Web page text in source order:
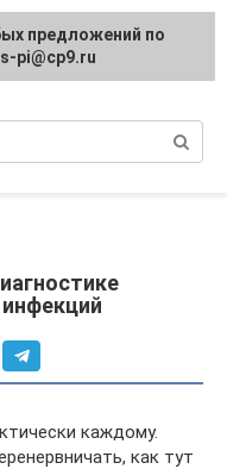
и
каждому.
как тут
предложений по
pi@cp9.ru